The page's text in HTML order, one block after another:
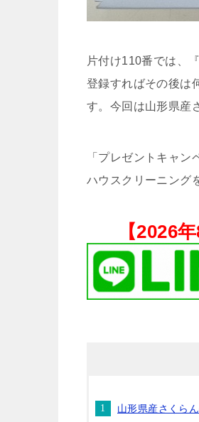
片付け110番では、
登録すればその後は
す。今回は山形県産
「プレゼントキャ
ハウスクリーニング
【2026年
山形県産さくら